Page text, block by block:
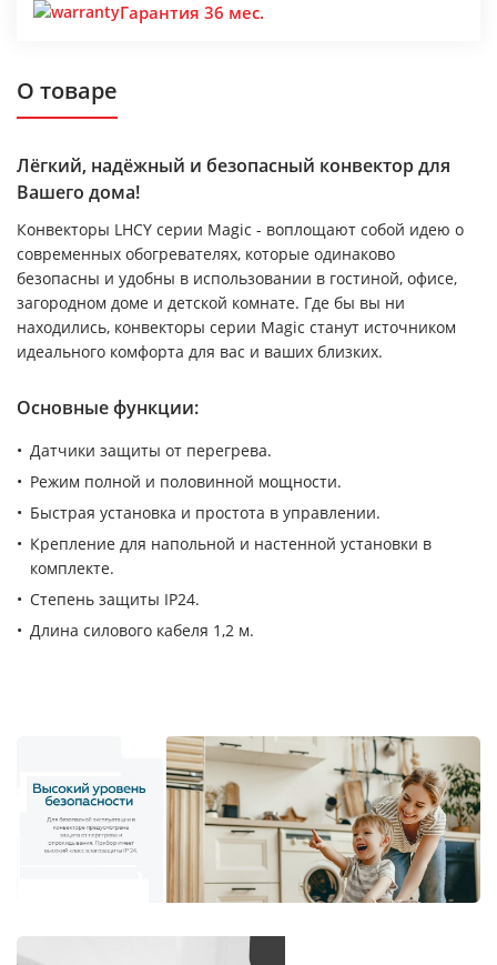
Гарантия 36 мес.
О товаре
Лёгкий, надёжный и безопасный конвектор для
Вашего дома!
Конвекторы LHCY серии Magic - воплощают собой идею о
современных обогревателях, которые одинаково
безопасны и удобны в использовании в гостиной, офисе,
загородном доме и детской комнате. Где бы вы ни
находились, конвекторы серии Magic станут источником
идеального комфорта для вас и ваших близких.
Основные функции:
Датчики защиты от перегрева.
Режим полной и половинной мощности.
Быстрая установка и простота в управлении.
Крепление для напольной и настенной установки в
комплекте.
Степень защиты IP24.
Длина силового кабеля 1,2 м.